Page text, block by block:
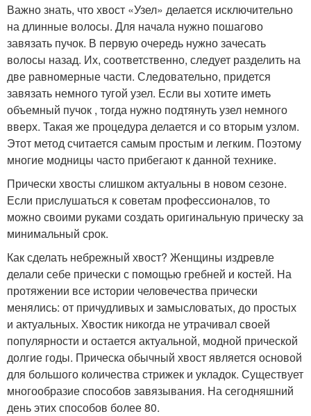
Важно знать, что хвост «Узел» делается исключительно
на длинные волосы. Для начала нужно пошагово
завязать пучок. В первую очередь нужно зачесать
волосы назад. Их, соответственно, следует разделить на
две равномерные части. Следовательно, придется
завязать немного тугой узел. Если вы хотите иметь
объемный пучок , тогда нужно подтянуть узел немного
вверх. Такая же процедура делается и со вторым узлом.
Этот метод считается самым простым и легким. Поэтому
многие модницы часто прибегают к данной технике.
Прически хвосты слишком актуальны в новом сезоне.
Если прислушаться к советам профессионалов, то
можно своими руками создать оригинальную прическу за
минимальный срок.
Как сделать небрежный хвост? Женщины издревле
делали себе прически с помощью гребней и костей. На
протяжении все истории человечества прически
менялись: от причудливых и замысловатых, до простых
и актуальных. Хвостик никогда не утрачивал своей
популярности и остается актуальной, модной прической
долгие годы. Прическа обычный хвост является основой
для большого количества стрижек и укладок. Существует
многообразие способов завязывания. На сегодняшний
день этих способов более 80.